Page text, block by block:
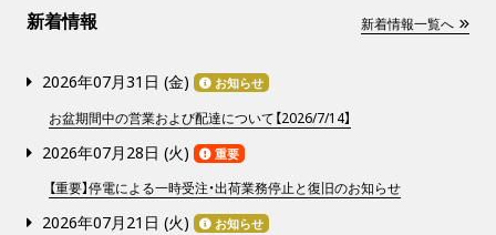
新着情報 新着情報一覧へ
2026年07月31日 (金) お知らせ
お盆期間中の営業および配達について【2026/7/14】
2026年07月28日 (火) 重要
【重要】停電による一時受注・出荷業務停止と復旧のお知らせ
2026年07月21日 (火) お知らせ